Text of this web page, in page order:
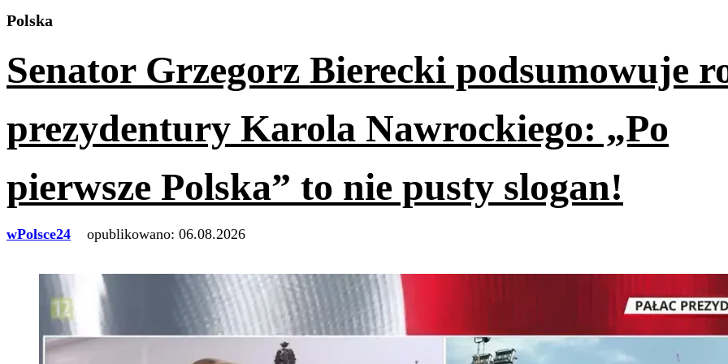
Polska
Senator Grzegorz Bierecki podsumowuje
prezydentury Karola Nawrockiego: „Po
pierwsze Polska” to nie pusty slogan!
wPolsce24 opublikowano: 06.08.2026